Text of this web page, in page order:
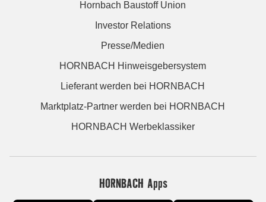
Hornbach Baustoff Union
Investor Relations
Presse/Medien
HORNBACH Hinweisgebersystem
Lieferant werden bei HORNBACH
Marktplatz-Partner werden bei HORNBACH
HORNBACH Werbeklassiker
HORNBACH Apps